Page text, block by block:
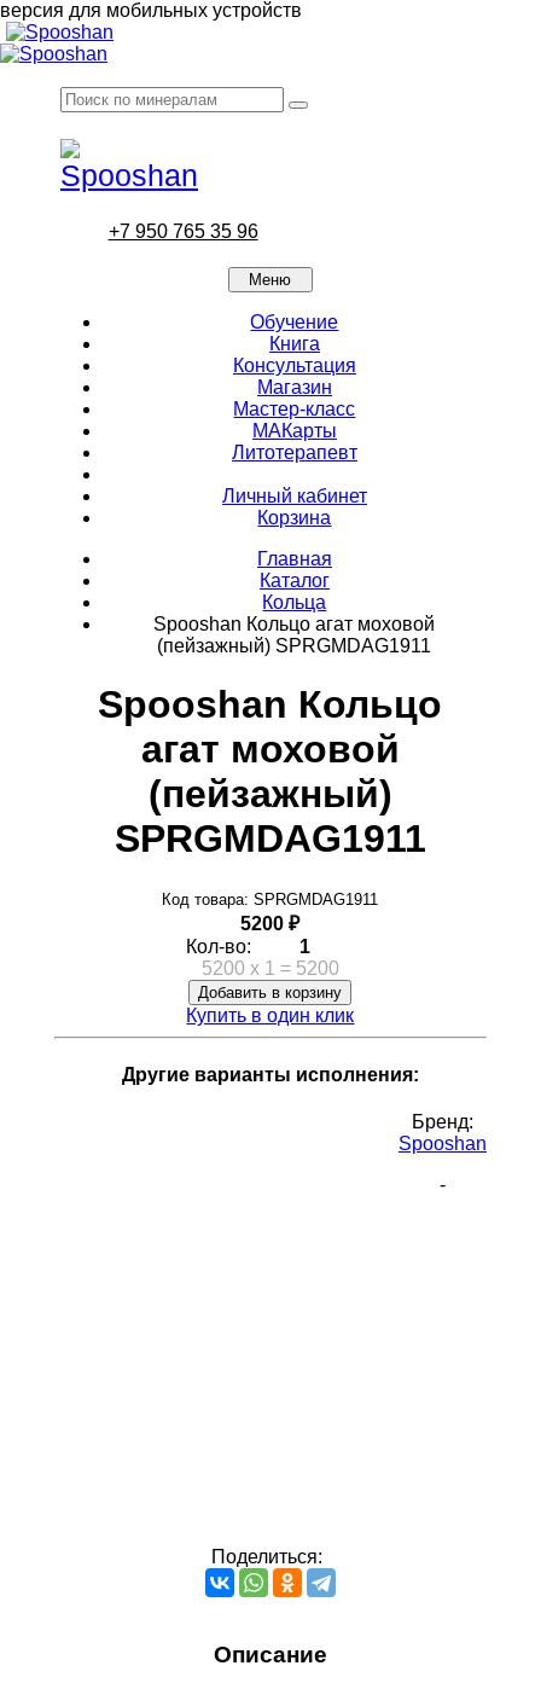
версия для мобильных устройств
+7 950 765 35 96
Меню
Обучение
Книга
Консультация
Магазин
Мастер-класс
МАКарты
Литотерапевт
Личный кабинет
Корзина
Главная
Каталог
Кольца
Spooshan Кольцо агат моховой
(пейзажный) SPRGMDAG1911
Spooshan Кольцо
агат моховой
(пейзажный)
SPRGMDAG1911
Код товара: SPRGMDAG1911
5200 ₽
Кол-во:
1
5200 x 1 = 5200
Добавить в корзину
Купить в один клик
Другие варианты исполнения:
Бренд:
Spooshan
-
Поделиться:
Описание